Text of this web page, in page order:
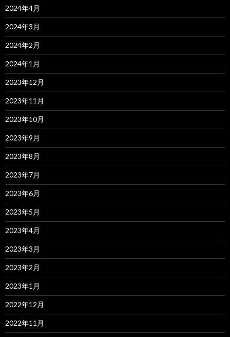
2024年4月
2024年3月
2024年2月
2024年1月
2023年12月
2023年11月
2023年10月
2023年9月
2023年8月
2023年7月
2023年6月
2023年5月
2023年4月
2023年3月
2023年2月
2023年1月
2022年12月
2022年11月